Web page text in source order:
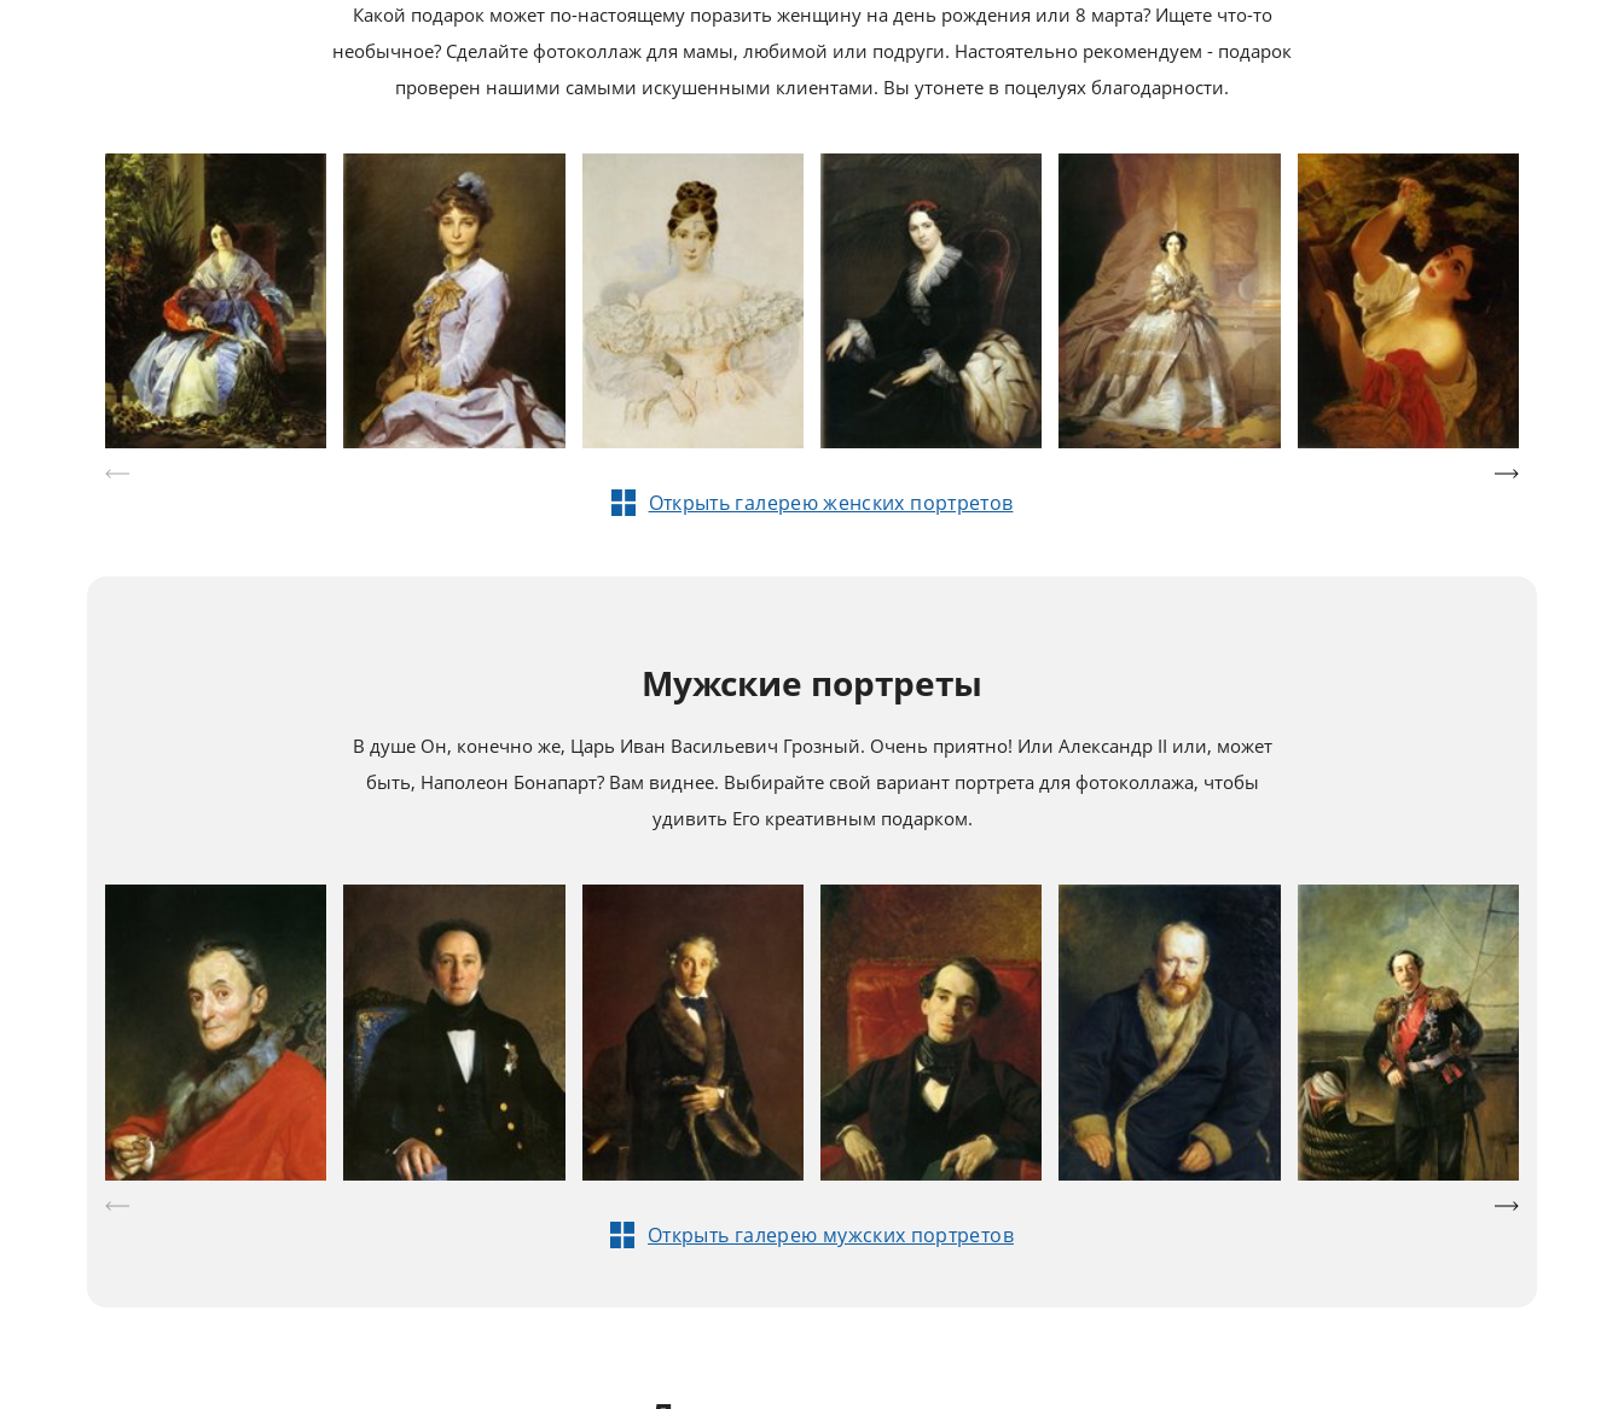
Какой подарок может по-настоящему поразить женщину на день рождения или 8 марта? Ищете что-то
необычное? Сделайте фотоколлаж для мамы, любимой или подруги. Настоятельно рекомендуем - подарок
проверен нашими самыми искушенными клиентами. Вы утонете в поцелуях благодарности.
Открыть галерею женских портретов
Мужские портреты
В душе Он, конечно же, Царь Иван Васильевич Грозный. Очень приятно! Или Александр II или, может
быть, Наполеон Бонапарт? Вам виднее. Выбирайте свой вариант портрета для фотоколлажа, чтобы
удивить Его креативным подарком.
Открыть галерею мужских портретов